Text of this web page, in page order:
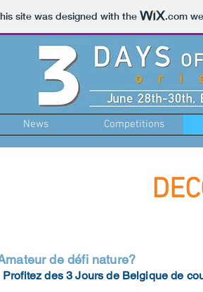
site was designed with the .com
News Competitions
de défi nature?
Profitez des 3 Jours de Belgique de